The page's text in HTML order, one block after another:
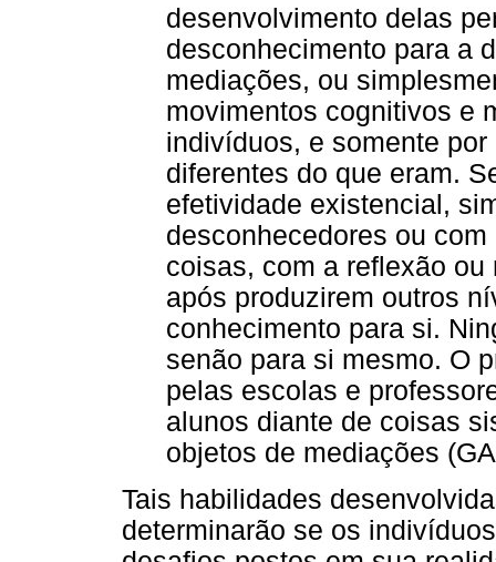
desenvolvimento delas
desconhecimento para a
mediações, ou
movimentos cognitivos e
indivíduos, e somente
diferentes do que eram.
efetividade existencial,
desconhecedores ou
coisas, com a reflexão
após produzirem outros
conhecimento para si.
senão para si mesmo. O
pelas escolas e
alunos diante de coisas
objetos de mediações
Tais habilidades
determinarão se os